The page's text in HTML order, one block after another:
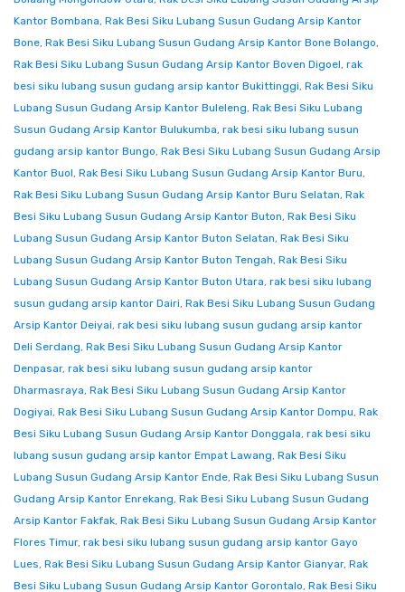
Kantor Bombana, Rak Besi Siku Lubang Susun Gudang Arsip Kantor
Bone, Rak Besi Siku Lubang Susun Gudang Arsip Kantor Bone Bolango,
Rak Besi Siku Lubang Susun Gudang Arsip Kantor Boven Digoel, rak
besi siku lubang susun gudang arsip kantor Bukittinggi, Rak Besi Siku
Lubang Susun Gudang Arsip Kantor Buleleng, Rak Besi Siku Lubang
Susun Gudang Arsip Kantor Bulukumba, rak besi siku lubang susun
gudang arsip kantor Bungo, Rak Besi Siku Lubang Susun Gudang Arsip
Kantor Buol, Rak Besi Siku Lubang Susun Gudang Arsip Kantor Buru,
Rak Besi Siku Lubang Susun Gudang Arsip Kantor Buru Selatan, Rak
Besi Siku Lubang Susun Gudang Arsip Kantor Buton, Rak Besi Siku
Lubang Susun Gudang Arsip Kantor Buton Selatan, Rak Besi Siku
Lubang Susun Gudang Arsip Kantor Buton Tengah, Rak Besi Siku
Lubang Susun Gudang Arsip Kantor Buton Utara, rak besi siku lubang
susun gudang arsip kantor Dairi, Rak Besi Siku Lubang Susun Gudang
Arsip Kantor Deiyai, rak besi siku lubang susun gudang arsip kantor
Deli Serdang, Rak Besi Siku Lubang Susun Gudang Arsip Kantor
Denpasar, rak besi siku lubang susun gudang arsip kantor
Dharmasraya, Rak Besi Siku Lubang Susun Gudang Arsip Kantor
Dogiyai, Rak Besi Siku Lubang Susun Gudang Arsip Kantor Dompu, Rak
Besi Siku Lubang Susun Gudang Arsip Kantor Donggala, rak besi siku
lubang susun gudang arsip kantor Empat Lawang, Rak Besi Siku
Lubang Susun Gudang Arsip Kantor Ende, Rak Besi Siku Lubang Susun
Gudang Arsip Kantor Enrekang, Rak Besi Siku Lubang Susun Gudang
Arsip Kantor Fakfak, Rak Besi Siku Lubang Susun Gudang Arsip Kantor
Flores Timur, rak besi siku lubang susun gudang arsip kantor Gayo
Lues, Rak Besi Siku Lubang Susun Gudang Arsip Kantor Gianyar, Rak
Besi Siku Lubang Susun Gudang Arsip Kantor Gorontalo, Rak Besi Siku